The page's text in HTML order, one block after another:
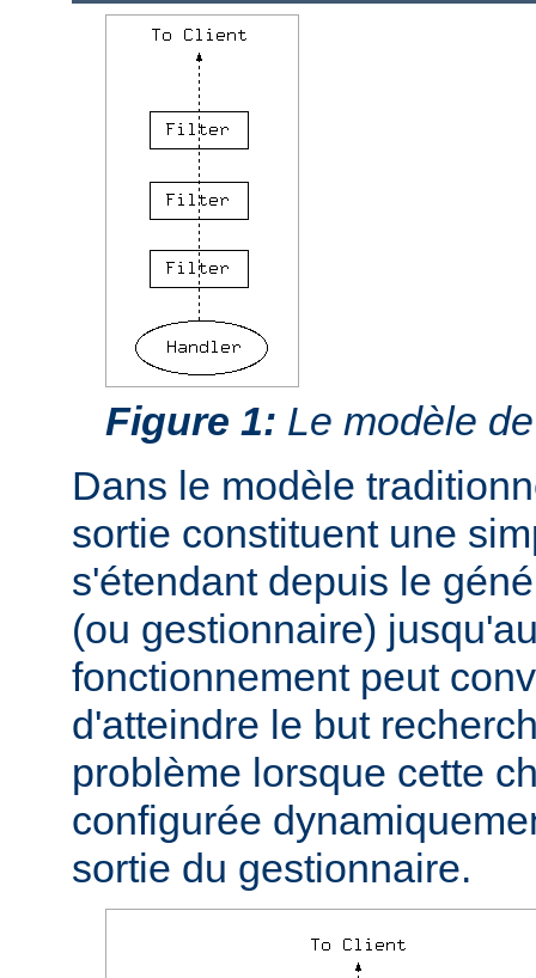
Figure 1: Le modèle
Dans le modèle
sortie constituent une
s'étendant depuis le
(ou gestionnaire)
fonctionnement peut
d'atteindre le but
problème lorsque cette
configurée
sortie du gestionnaire.